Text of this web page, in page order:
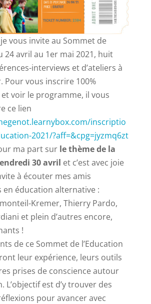
je vous invite au Sommet de
24 avril au 1er mai 2021, huit
interviews et d’ateliers à
Pour vous inscrire 100%
voir le programme, il vous
ce lien
inscriptio
2021/?aff=&cpg=jyzmq6zt
ma part sur le thème de la
30 avril et c’est avec joie
à écouter mes amis
en éducation alternative :
Kremer, Thierry Pardo,
et plein d’autres encore,
!
de ce Sommet de l’Education
leur expérience, leurs outils
prises de conscience autour
L’objectif est d’y trouver des
pour avancer avec